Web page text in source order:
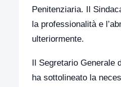
Penitenziaria. Il
la professionalità e
ulteriormente.
Il Segretario Generale
ha sottolineato la